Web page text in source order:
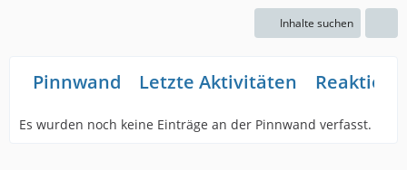
Inhalte suchen
Pinnwand Letzte Aktivitäten
Es wurden noch keine Einträge an der Pinnwand verfasst.